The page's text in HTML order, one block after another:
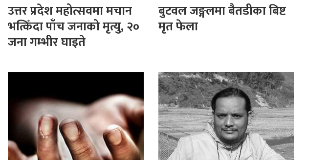
उत्तर प्रदेश महोत्सवमा मचान
भत्किँदा पाँच जनाको मृत्यु, २०
जना गम्भीर घाइते
बुटवल जङ्गलमा बैतडीका बिष्ट
मृत फेला